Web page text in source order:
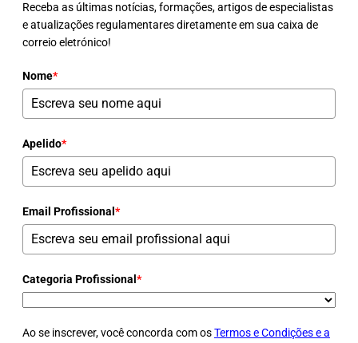
Receba as últimas notícias, formações, artigos de especialistas
e atualizações regulamentares diretamente em sua caixa de
correio eletrónico!
Nome*
Apelido*
Email Profissional *
Categoria Profissional *
Ao se inscrever, você concorda com osTermos e Condições e a